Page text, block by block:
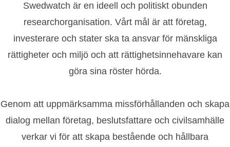
Swedwatch är en ideell och politiskt obunden
researchorganisation. Vårt mål är att företag,
investerare och stater ska ta ansvar för mänskliga
rättigheter och miljö och att rättighetsinnehavare kan
göra sina röster hörda.
Genom att uppmärksamma missförhållanden och skapa
dialog mellan företag, beslutsfattare och civilsamhälle
verkar vi för att skapa bestående och hållbara